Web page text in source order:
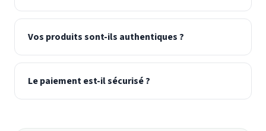
Vos produits sont-ils authentiques ?
Le paiement est-il sécurisé ?